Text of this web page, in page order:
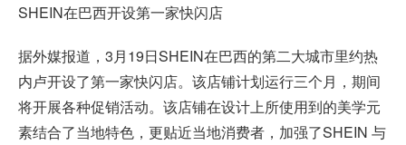
SHEIN在巴西开设第一家快闪店
据外媒报道，3月19日SHEIN在巴西的第二大城市里约热
内卢开设了第一家快闪店。该店铺计划运行三个月，期间
将开展各种促销活动。该店铺在设计上所使用到的美学元
素结合了当地特色，更贴近当地消费者，加强了SHEIN 与